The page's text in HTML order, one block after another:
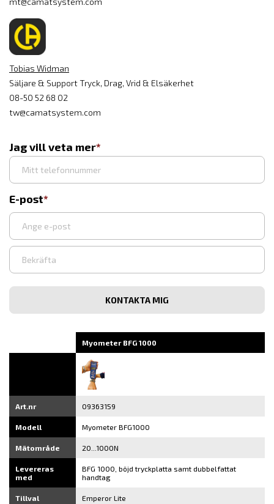
Tobias Widman
Säljare & Support Tryck, Drag, Vrid & Elsäkerhet
08-50 52 68 02
tw@camatsystem.com
Jag vill veta mer
E-post
Ange
e-
Bekräfta
post
Myometer BFG 1000
Art.nr 09363159
Modell Myometer BFG1000
Mätområde 20...1000N
Levereras
med
BFG 1000, böjd tryckplatta samt dubbelfattat
handtag
Tillval Emperor Lite